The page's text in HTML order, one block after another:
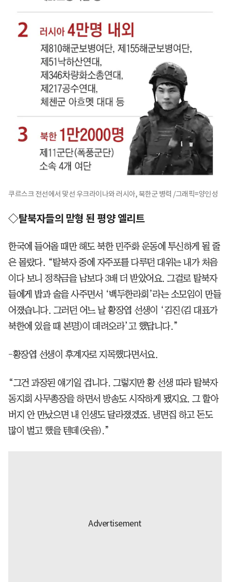
쿠르스크 전선에서 맞선 우크라이나와 러시아, 북한군 병력 /그래픽=양인성
◇탈북자들의 맏형 된 평양 엘리트
한국에 들어올 때만 해도 북한 민주화 운동에 투신하게 될 줄
은 몰랐다. “탈북자 중에 자주포를 다루던 대위는 내가 처음
이다 보니 정착금을 남보다 3배 더 받았어요. 그걸로 탈북자
들에게 밥과 술을 사주면서 ‘백두한라회’라는 소모임이 만들
어졌습니다. 그러던 어느 날 황장엽 선생이 ‘김진(김 대표가
북한에 있을 때 본명)이 데려오라’고 했답니다.”
-황장엽 선생이 후계자로 지목했다면서요.
“그건 과장된 얘기일 겁니다. 그렇지만 황 선생 따라 탈북자
동지회 사무총장을 하면서 방송도 시작하게 됐지요. 그 할아
버지 안 만났으면 내 인생도 달라졌겠죠. 냉면집 하고 돈도
많이 벌고 했을 텐데(웃음).”